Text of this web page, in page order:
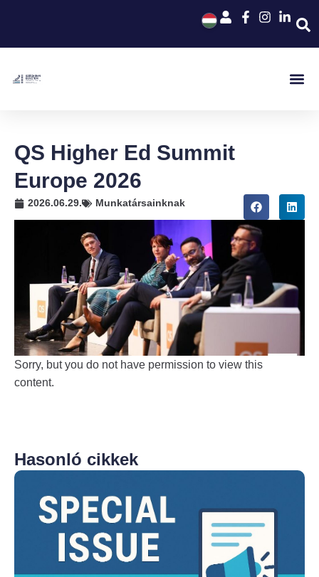
QS Higher Ed Summit
Europe 2026
2026.06.29. Munkatársainknak
Sorry, but you do not have permission to view this
content.
Hasonló cikkek